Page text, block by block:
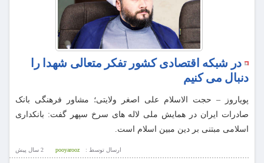
در شبکه اقتصادی کشور تفکر متعالی شهدا را
دنبال می کنیم
پویاروز – حجت الاسلام علی اصغر ولایتی؛ مشاور فرهنگی بانک
صادرات ایران در همایش ملی لاله های سرخ سپهر گفت: بانکداری
اسلامی مبتنی بر دین مبین اسلام است.
2 سال پيش ارسال توسط : pooyarooz